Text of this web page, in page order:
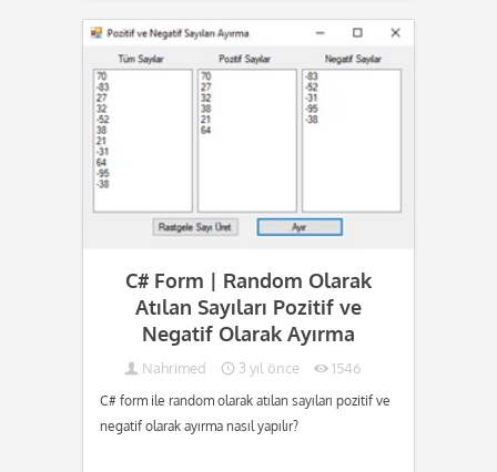
C# Form | Random Olarak
Atılan Sayıları Pozitif ve
Negatif Olarak Ayırma
Nahrimed 3 yıl önce 1546
C# form ile random olarak atılan sayıları pozitif ve
negatif olarak ayırma nasıl yapılır?